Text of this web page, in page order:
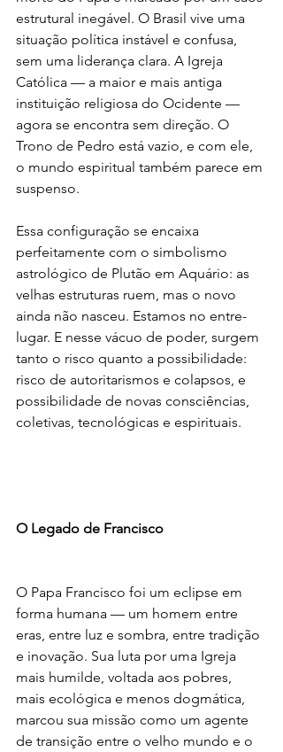
estrutural inegável. O Brasil vive uma
situação política instável e confusa,
sem uma liderança clara. A Igreja
Católica — a maior e mais antiga
instituição religiosa do Ocidente —
agora se encontra sem direção. O
Trono de Pedro está vazio, e com ele,
o mundo espiritual também parece em
suspenso.
Essa configuração se encaixa
perfeitamente com o simbolismo
astrológico de Plutão em Aquário: as
velhas estruturas ruem, mas o novo
ainda não nasceu. Estamos no entre-
lugar. E nesse vácuo de poder, surgem
tanto o risco quanto a possibilidade:
risco de autoritarismos e colapsos, e
possibilidade de novas consciências,
coletivas, tecnológicas e espirituais.
O Legado de Francisco
O Papa Francisco foi um eclipse em
forma humana — um homem entre
eras, entre luz e sombra, entre tradição
e inovação. Sua luta por uma Igreja
mais humilde, voltada aos pobres,
mais ecológica e menos dogmática,
marcou sua missão como um agente
de transição entre o velho mundo e o